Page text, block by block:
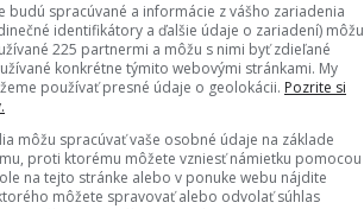
budú spracúvané a informácie z vášho zariadenia
identifikátory a ďalšie údaje o zariadení) môžu
225 partnermi a môžu s nimi byť zdieľané
konkrétne týmito webovými stránkami. My
používať presné údaje o geolokácii. Pozrite si
môžu spracúvať vaše osobné údaje na základe
proti ktorému môžete vzniesť námietku pomocou
na tejto stránke alebo v ponuke webu nájdite
môžete spravovať alebo odvolať súhlas